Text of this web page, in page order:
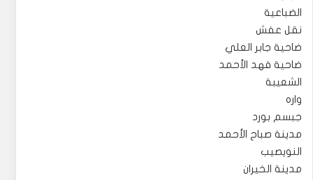
الضباعية
نقل عفش
ضاحية جابر العلي
ضاحية فهد الأحمد
الشعيبة
واره
جبسم بورد
مدينة صباح الأحمد
النويصيب
مدينة الخيران